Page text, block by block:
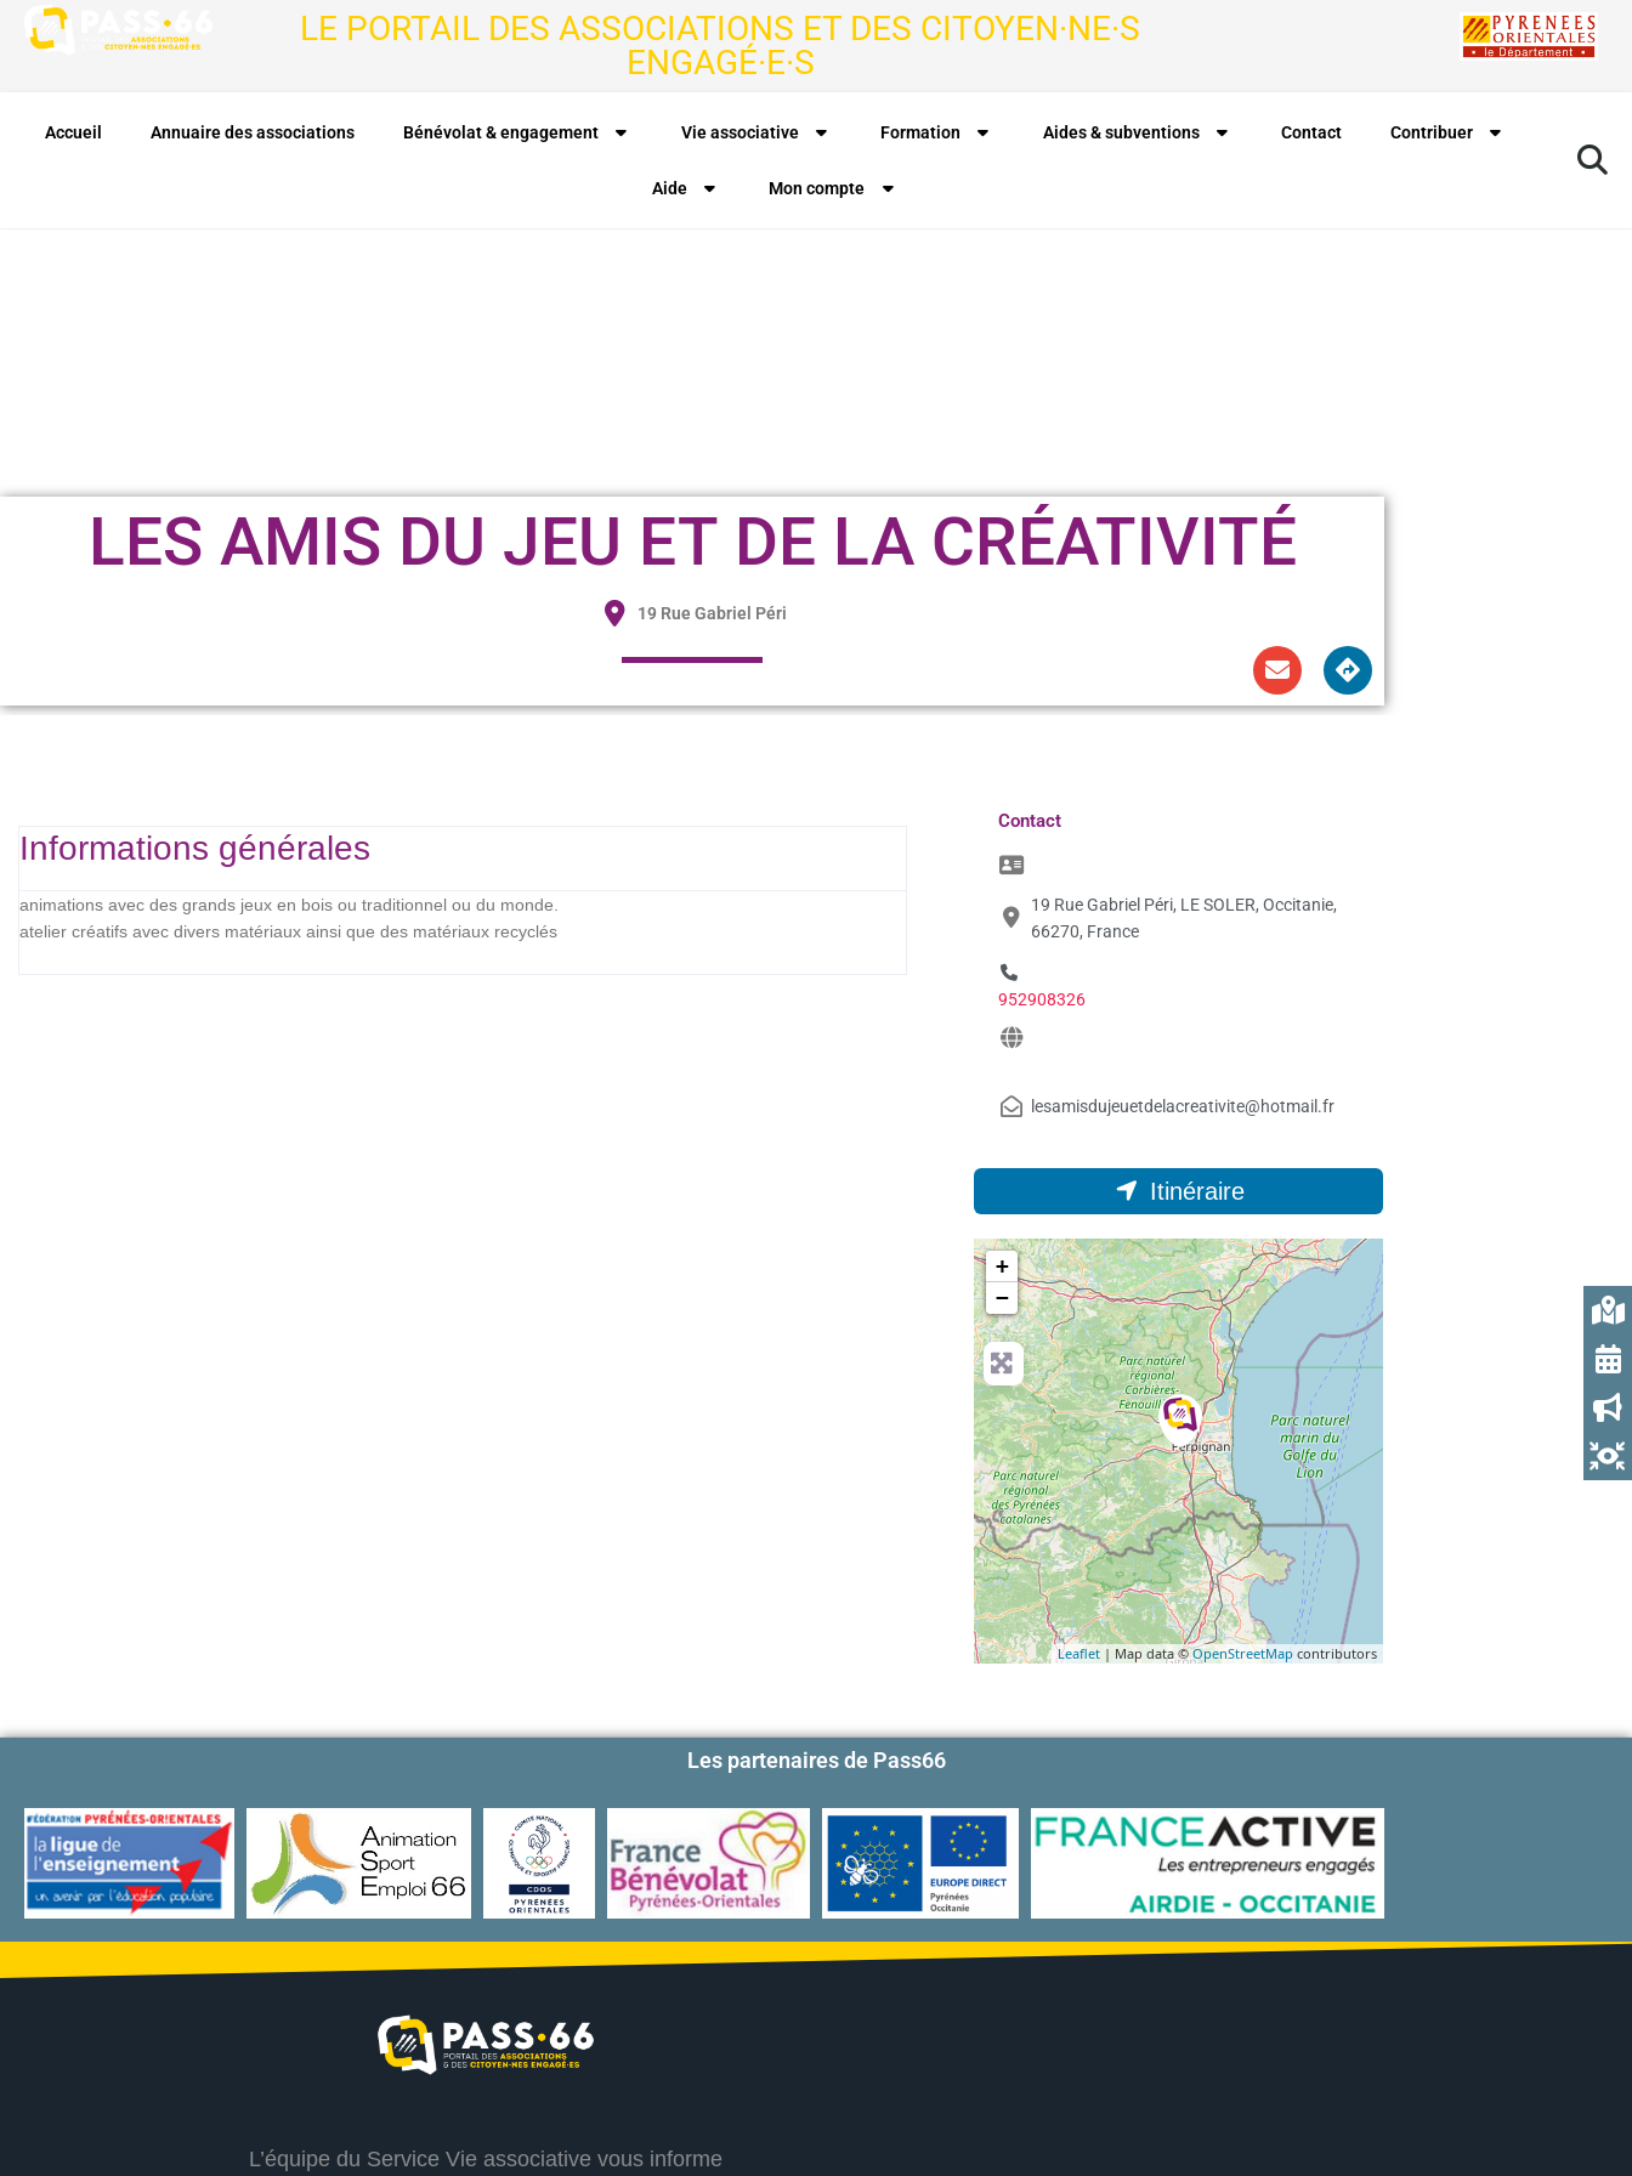
LE PORTAIL DES ASSOCIATIONS ET DES CITOYEN·NE·S
ENGAGÉ·E·S
Accueil Annuaire des associations Bénévolat & engagement Vie associative Formation Aides & subventions Contact Contribuer
Aide Mon compte
LES AMIS DU JEU ET DE LA CRÉATIVITÉ
19 Rue Gabriel Péri
Informations générales
animations avec des grands jeux en bois ou traditionnel ou du monde.
atelier créatifs avec divers matériaux ainsi que des matériaux recyclés
Contact
19 Rue Gabriel Péri, LE SOLER, Occitanie,
66270, France
952908326
lesamisdujeuetdelacreativite@hotmail.fr
Itinéraire
+
−
Leaflet | Map data ©OpenStreetMap contributors
Les partenaires de Pass66
L’équipe du Service Vie associative vous informe